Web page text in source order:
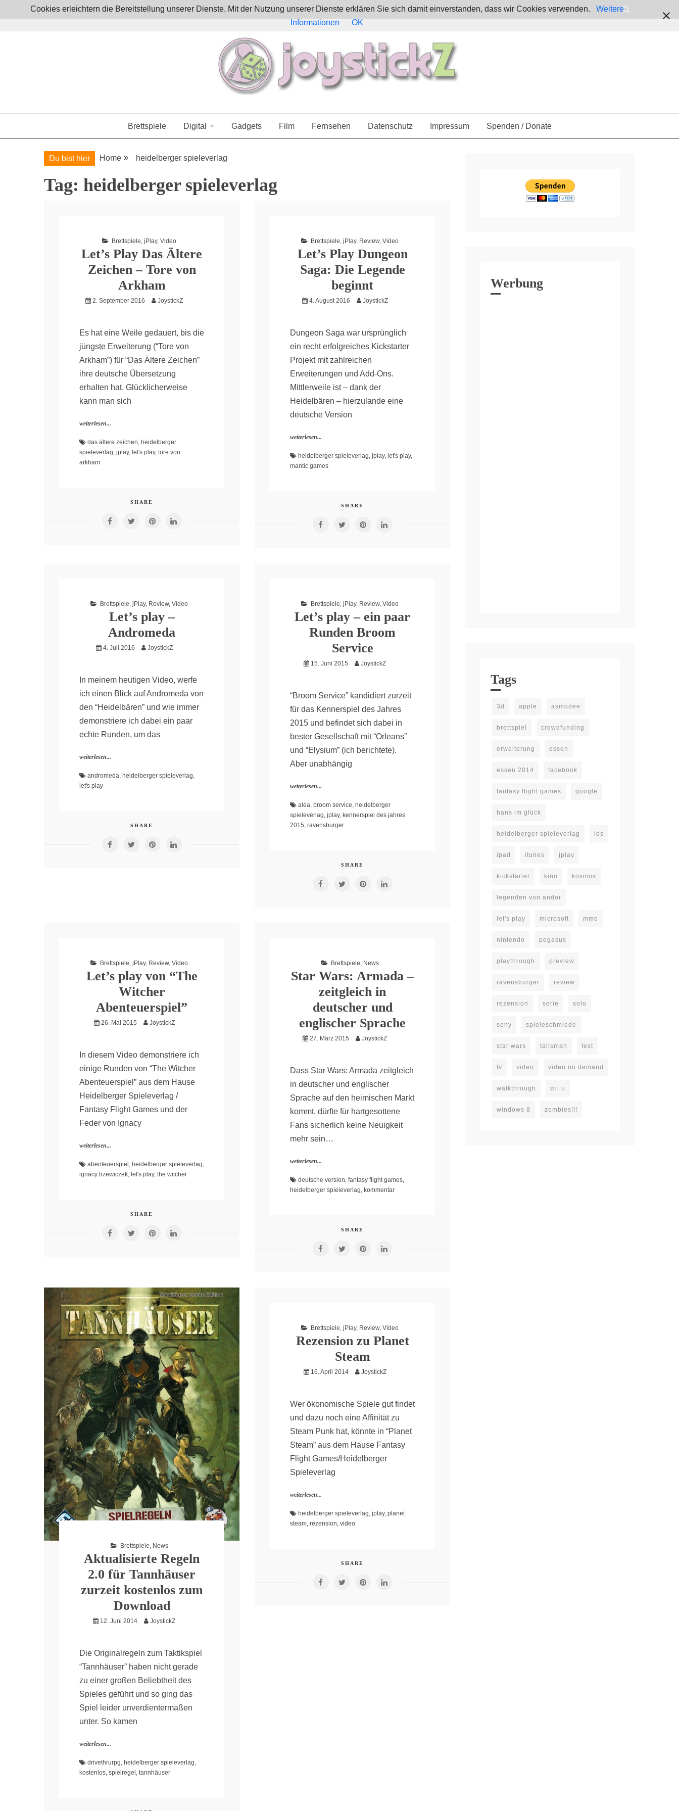
to
JoystickZ
Brettspiele Digital Gadgets Film Fernsehen Datenschutz Impressum Spenden / Donate
Du bist hier Home heidelberger spieleverlag
Tag: heidelberger spieleverlag
Brettspiele, jPlay, Video
Let’s Play Das Ältere
Zeichen – Tore von
Arkham
2. September 2016 JoystickZ
Es hat eine Weile gedauert, bis die
jüngste Erweiterung (“Tore von
Arkham”) für “Das Ältere Zeichen”
ihre deutsche Übersetzung
erhalten hat. Glücklicherweise
kann man sich
weiterlesen...
das ältere zeichen, heidelberger
spieleverlag, jplay, let's play, tore von
arkham
SHARE
Brettspiele, jPlay, Review, Video
Let’s Play Dungeon
Saga: Die Legende
beginnt
4. August 2016 JoystickZ
Dungeon Saga war ursprünglich
ein recht erfolgreiches Kickstarter
Projekt mit zahlreichen
Erweiterungen und Add-Ons.
Mittlerweile ist – dank der
Heidelbären – hierzulande eine
deutsche Version
weiterlesen...
heidelberger spieleverlag, jplay, let's play,
mantic games
SHARE
Brettspiele, jPlay, Review, Video
Let’s play –
Andromeda
4. Juli 2016 JoystickZ
In meinem heutigen Video, werfe
ich einen Blick auf Andromeda von
den “Heidelbären” und wie immer
demonstriere ich dabei ein paar
echte Runden, um das
weiterlesen...
andromeda, heidelberger spieleverlag,
let's play
SHARE
Brettspiele, jPlay, Review, Video
Let’s play – ein paar
Runden Broom
Service
15. Juni 2015 JoystickZ
“Broom Service” kandidiert zurzeit
für das Kennerspiel des Jahres
2015 und befindet sich dabei in
bester Gesellschaft mit “Orleans”
und “Elysium” (ich berichtete).
Aber unabhängig
weiterlesen...
alea, broom service, heidelberger
spieleverlag, jplay, kennerspiel des jahres
2015, ravensburger
SHARE
Brettspiele, jPlay, Review, Video
Let’s play von “The
Witcher
Abenteuerspiel”
26. Mai 2015 JoystickZ
In diesem Video demonstriere ich
einige Runden von “The Witcher
Abenteuerspiel” aus dem Hause
Heidelberger Spieleverlag /
Fantasy Flight Games und der
Feder von Ignacy
weiterlesen...
abenteuerspiel , heidelberger spieleverlag,
ignacy trzewiczek, let's play, the witcher
SHARE
Brettspiele, News
Star Wars: Armada –
zeitgleich in
deutscher und
englischer Sprache
27. März 2015 JoystickZ
Dass Star Wars: Armada zeitgleich
in deutscher und englischer
Sprache auf den heimischen Markt
kommt, dürfte für hartgesottene
Fans sicherlich keine Neuigkeit
mehr sein…
weiterlesen...
deutsche version, fantasy flight games,
heidelberger spieleverlag, kommentar
SHARE
Brettspiele News
Aktualisierte Regeln
2.0 für Tannhäuser
zurzeit kostenlos zum
Download
12. Juni 2014 JoystickZ
Die Originalregeln zum Taktikspiel
“Tannhäuser” haben nicht gerade
zu einer großen Beliebtheit des
Spieles geführt und so ging das
Spiel leider unverdientermaßen
unter. So kamen
weiterlesen...
drivethrurpg heidelberger spieleverlag
kostenlos spielregel tannhäuser
Brettspiele, jPlay, Review, Video
Rezension zu Planet
Steam
16. April 2014 JoystickZ
Wer ökonomische Spiele gut findet
und dazu noch eine Affinität zu
Steam Punk hat, könnte in “Planet
Steam” aus dem Hause Fantasy
Flight Games/Heidelberger
Spieleverlag
weiterlesen...
heidelberger spieleverlag, jplay, planet
steam, rezension, video
SHARE
Werbung
Tags
3d apple asmodee
brettspiel crowdfunding
erweiterung essen
essen 2014 facebook
fantasy flight games google
hans im glück
heidelberger spieleverlag ios
ipad itunes jplay
kickstarter kino kosmos
legenden von andor
let's play microsoft mmo
nintendo pegasus
playthrough preview
ravensburger review
rezension serie solo
sony spieleschmiede
star wars talisman test
tv video video on demand
walkthrough wii u
windows 8 zombies!!!
Cookies erleichtern die Bereitstellung unserer Dienste. Mit der Nutzung unserer Dienste erklären Sie sich damit einverstanden, dass wir Cookies verwenden.
Weitere
Informationen
OK